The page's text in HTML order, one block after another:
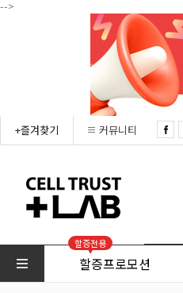
-->
+즐겨찾기 커뮤니티
할증전용
할증프로모션